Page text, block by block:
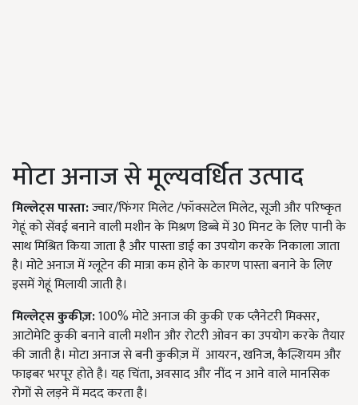
मोटा अनाज से मूल्यवर्धित उत्पाद
मिल्लेट्स पास्ता:ज्वार/फिंगर मिलेट /फॉक्सटेल मिलेट, सूजी और परिष्कृत
गेहूं को सेंवई बनाने वाली मशीन के मिश्रण डिब्बे में 30 मिनट के लिए पानी के
साथ मिश्रित किया जाता है और पास्ता डाई का उपयोग करके निकाला जाता
है। मोटे अनाज में ग्लूटेन की मात्रा कम होने के कारण पास्ता बनाने के लिए
इसमें गेहूं मिलायी जाती है।
मिल्लेट्स कुकीज़:100% मोटे अनाज की कुकी एक प्लैनेटरी मिक्सर,
आटोमेटि कुकी बनाने वाली मशीन और रोटरी ओवन का उपयोग करके तैयार
की जाती है। मोटा अनाज से बनी कुकीज़ में आयरन, खनिज, कैल्शियम और
फाइबर भरपूर होते है। यह चिंता, अवसाद और नींद न आने वाले मानसिक
रोगों से लड़ने में मदद करता है।